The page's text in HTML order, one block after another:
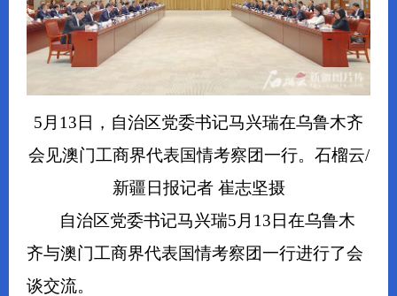
5月13日，自治区党委书记马兴瑞在乌鲁木齐
会见澳门工商界代表国情考察团一行。石榴云/
新疆日报记者 崔志坚摄
自治区党委书记马兴瑞5月13日在乌鲁木
齐与澳门工商界代表国情考察团一行进行了会
谈交流。